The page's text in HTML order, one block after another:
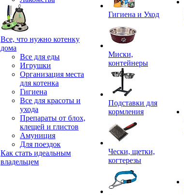
Все, что нужно котенку
дома
Все для еды
Игрушки
Организация места
для котенка
Гигиена
Все для красоты и
ухода
Препараты от блох,
клещей и глистов
Амуниция
Для поездок
Как стать идеальным
владельцем
Гигиена и Уход
Миски,
контейнеры
Подставки для
кормления
Чески, щетки,
когтерезы